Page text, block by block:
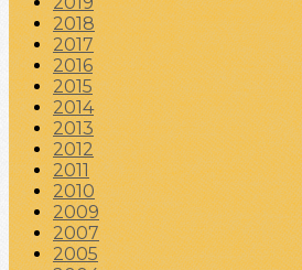
2018
2017
2016
2015
2014
2013
2012
2011
2010
2009
2007
2005